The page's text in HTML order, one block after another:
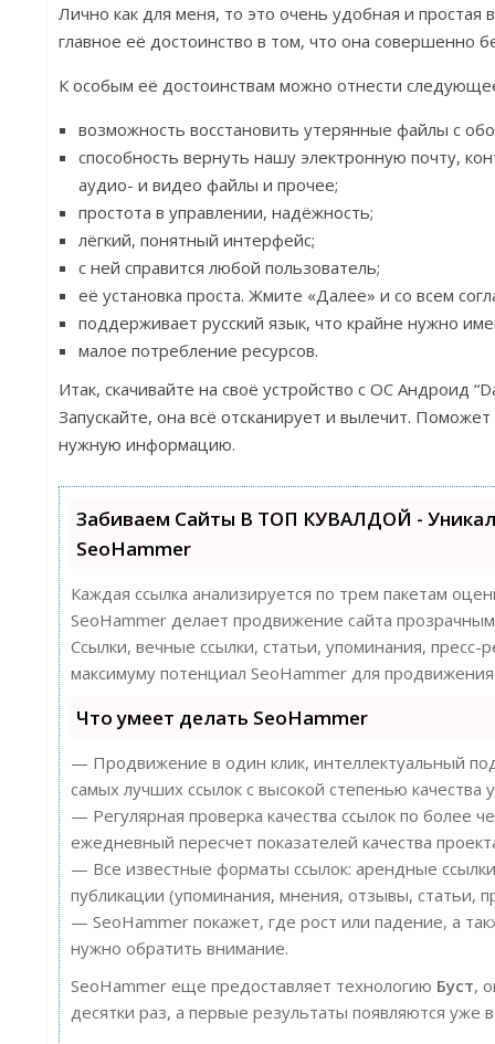
Лично как для меня, то это очень удобная и простая
главное её достоинство в том, что она совершенно
К особым её достоинствам можно отнести
возможность восстановить утерянные файлы с
способность вернуть нашу электронную почту,
аудио- и видео файлы и прочее;
простота в управлении, надёжность;
лёгкий, понятный интерфейс;
с ней справится любой пользователь;
её установка проста. Жмите «Далее» и со всем
поддерживает русский язык, что крайне нужно
малое потребление ресурсов.
Итак, скачивайте на своё устройство с ОС Андроид
Запускайте, она всё отсканирует и вылечит.
нужную информацию.
Забиваем Сайты В ТОП КУВАЛДОЙ -
SeoHammer
Каждая ссылка анализируется по трем пакетам
SeoHammer делает продвижение сайта
Ссылки, вечные ссылки, статьи, упоминания, пресс-
максимуму потенциал SeoHammer для
Что умеет делать SeoHammer
— Продвижение в один клик, интеллектуальный
самых лучших ссылок с высокой степенью качества
— Регулярная проверка качества ссылок по более
ежедневный пересчет показателей качества
— Все известные форматы ссылок: арендные
публикации (упоминания, мнения, отзывы, статьи,
— SeoHammer покажет, где рост или падение, а
нужно обратить внимание.
SeoHammer еще предоставляет технологию Буст,
десятки раз, а первые результаты появляются уже